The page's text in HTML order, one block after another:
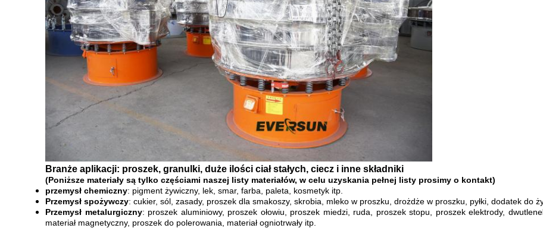
Branże aplikacji: proszek, granulki, duże ilości ciał stałych, ciecz i inne składniki
(Poniższe materiały są tylko częściami naszej listy materiałów, w celu uzyskania pełnej listy prosimy o kontakt)
przemysł chemiczny: pigment żywiczny, lek, smar, farba, paleta, kosmetyk itp.
Przemysł spożywczy: cukier, sól, zasady, proszek dla smakoszy, skrobia, mleko w proszku, drożdże w proszku, pyłki, dodatek do
Przemysł metalurgiczny: proszek aluminiowy, proszek ołowiu, proszek miedzi, ruda, proszek stopu, proszek elektrody,
materiał magnetyczny, proszek do polerowania, materiał ogniotrwały itp.